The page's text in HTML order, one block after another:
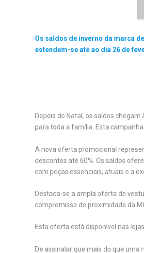
Os saldos de inverno da marca
estendem-se até ao dia 26 de
Depois do Natal, os saldos chegam
para toda a família. Esta
A nova oferta promocional
descontos até 60%. Os saldos
com peças essenciais, atuais e a
Destaca-se a ampla oferta de
compromisso de proximidade da
Esta oferta está disponível nas
De assinalar que mais do que